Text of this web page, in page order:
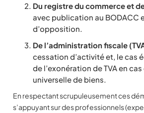
Du registre du commerce et
avec publication au BODACC
d’opposition.
De l’administration fiscale
cessation d’activité et, le cas
de l’exonération de TVA en
universelle de biens.
En respectant scrupuleusement ces
s’appuyant sur des professionnels